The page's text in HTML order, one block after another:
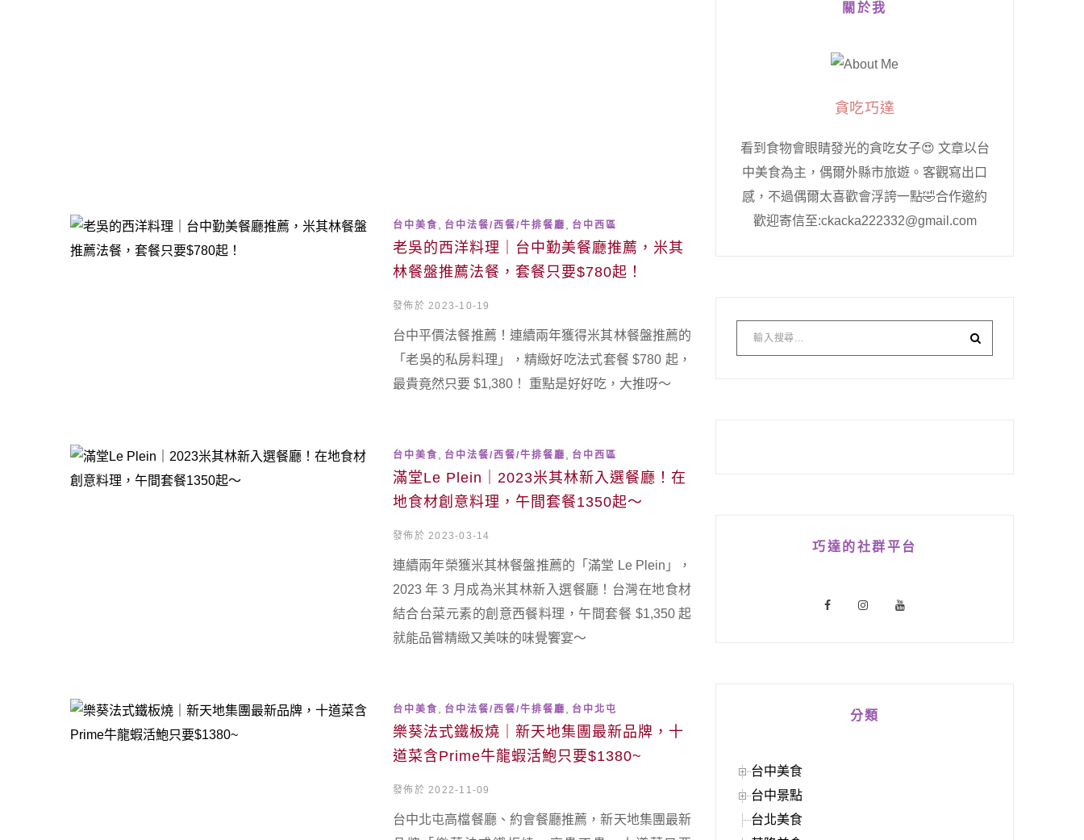
台中美食 台中法餐/西餐/牛排餐廳 台中西區
老吳的西洋料理｜台中勤美餐廳推薦，米其
林餐盤推薦法餐，套餐只要$780起！
發佈於 2023-10-19
台中平價法餐推薦！連續兩年獲得米其林餐盤推薦的
「老吳的私房料理」，精緻好吃法式套餐 $780 起，
最貴竟然只要 $1,380！ 重點是好好吃，大推呀～
台中美食 台中法餐/西餐/牛排餐廳 台中西區
滿堂Le Plein｜2023米其林新入選餐廳！在
地食材創意料理，午間套餐1350起～
發佈於 2023-03-14
連續兩年榮獲米其林餐盤推薦的「滿堂 Le Plein」，
2023 年 3 月成為米其林新入選餐廳！台灣在地食材
結合台菜元素的創意西餐料理，午間套餐 $1,350 起
就能品嘗精緻又美味的味覺饗宴～
台中美食 台中法餐/西餐/牛排餐廳 台中北屯
樂葵法式鐵板燒｜新天地集團最新品牌，十
道菜含Prime牛龍蝦活鮑只要$1380~
發佈於 2022-11-09
台中北屯高檔餐廳、約會餐廳推薦，新天地集團最新
關於我
貪吃巧達
看到食物會眼睛發光的貪吃女子😍 文章以台
中美食為主，偶爾外縣市旅遊。客觀寫出口
感，不過偶爾太喜歡會浮誇一點🤣合作邀約
歡迎寄信至:ckacka222332@gmail.com
巧達的社群平台
分類
台中美食
台中景點
台北美食